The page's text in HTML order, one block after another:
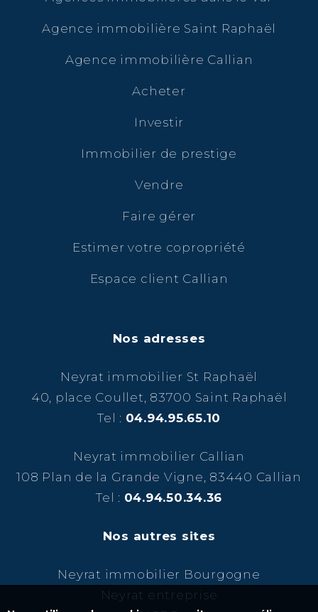
Agence immobilière Saint Raphaël
Agence immobilière Callian
Acheter
Investir
Immobilier de prestige
Vendre
Faire gérer
Estimer votre copropriété
Espace client Callian
Nos adresses
Neyrat immobilier St Raphaël
40, place Coullet, 83700 Saint Raphaël
Tel : 04.94.95.65.10
Neyrat immobilier Callian
108 Plan de la Grande Vigne, 83440 Callian
Tel : 04.94.50.34.36
Nos autres sites
Neyrat immobilier Bourgogne
Neyrat entreprise